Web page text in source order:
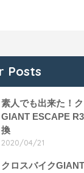
Posts
素人でも出来た！
GIANT ESCAPE
換
2020/04/21
クロスバイク